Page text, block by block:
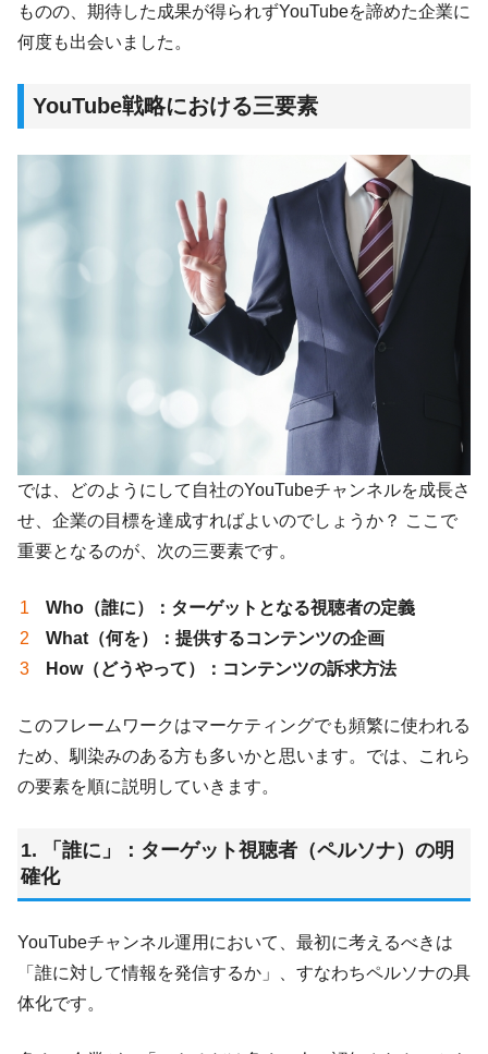
ものの、期待した成果が得られずYouTubeを諦めた企業に
何度も出会いました。
YouTube戦略における三要素
では、どのようにして自社のYouTubeチャンネルを成長さ
せ、企業の目標を達成すればよいのでしょうか？ ここで
重要となるのが、次の三要素です。
Who（誰に）
：ターゲットとなる視聴者の定義
What（何を）
：提供するコンテンツの企画
How（どうやって）
：コンテンツの訴求方法
このフレームワークはマーケティングでも頻繁に使われる
ため、馴染みのある方も多いかと思います。では、これら
の要素を順に説明していきます。
1. 「誰に」：ターゲット視聴者（ペルソナ）の明
確化
YouTubeチャンネル運用において、最初に考えるべきは
「誰に対して情報を発信するか」、すなわちペルソナの具
体化です。